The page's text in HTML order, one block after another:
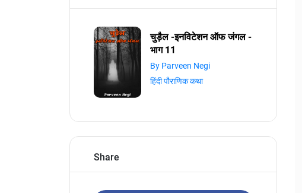
चुड़ैल -इनविटेशन ऑफ जंगल -
भाग 11
By Parveen Negi
हिंदी पौराणिक कथा
Share